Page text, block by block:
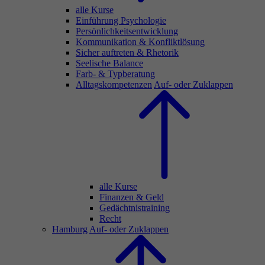
alle Kurse
Einführung Psychologie
Persönlichkeitsentwicklung
Kommunikation & Konfliktlösung
Sicher auftreten & Rhetorik
Seelische Balance
Farb- & Typberatung
Alltagskompetenzen Auf- oder Zuklappen
alle Kurse
Finanzen & Geld
Gedächtnistraining
Recht
Hamburg Auf- oder Zuklappen